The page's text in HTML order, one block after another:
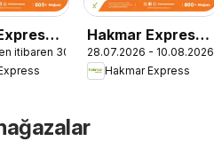
-
Aktüel
itibaren 30.07.2026
Hakmar Express -
Salı Aktüel
Ürünler
28.07.2026 - 10.08.2026
Hakmar Express